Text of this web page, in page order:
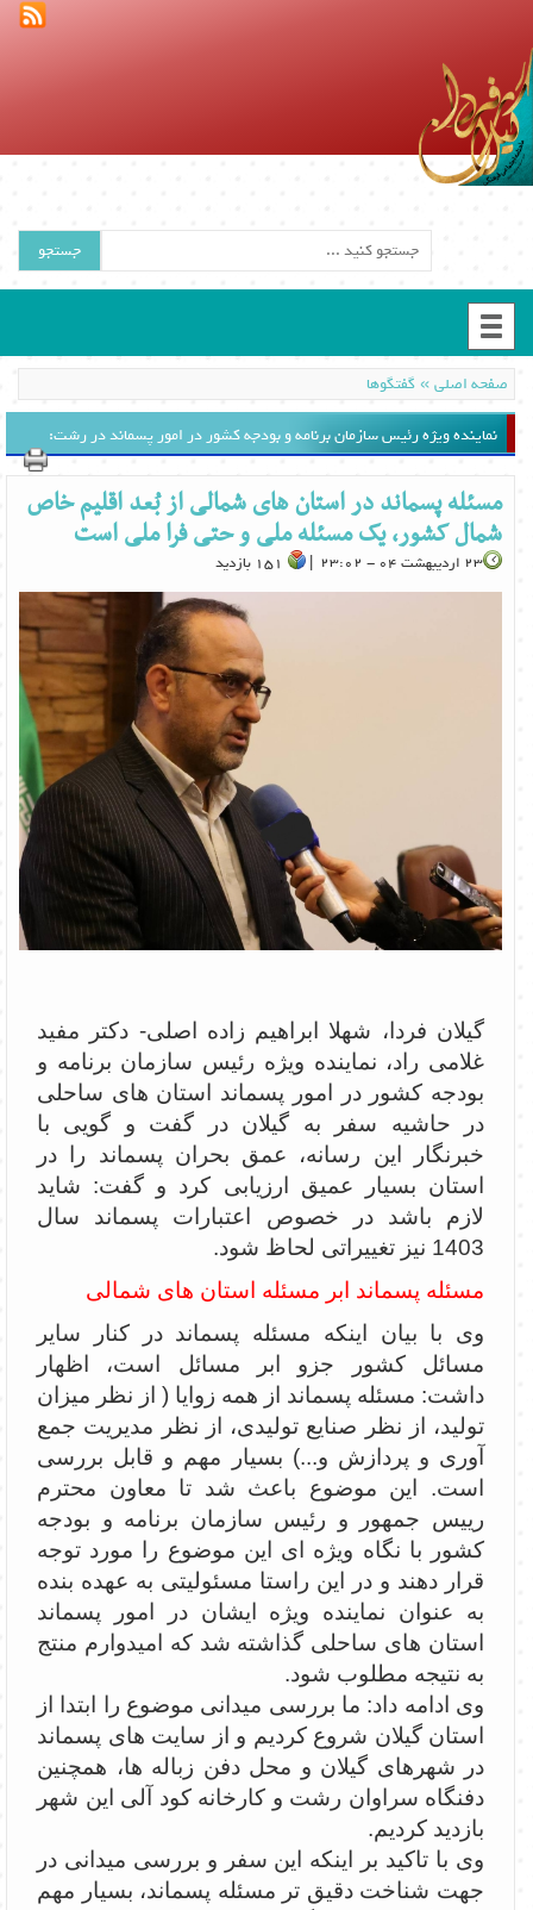
جستجو
صفحه اصلی»گفتگوها
نماینده ویژه رئیس سازمان برنامه و بودجه کشور در امور پسماند در رشت:
چاپ
مسئله پسماند در استان های شمالی از بُعد اقلیم خاص
شمال کشور، یک مسئله ملی و حتی فرا ملی است
23 اردیبهشت 04 - 23:02 |
گیلان فردا، شهلا ابراهیم زاده اصلی- دکتر مفید
غلامی راد، نماینده ویژه رئیس سازمان برنامه و
بودجه کشور در امور پسماند استان های ساحلی
در حاشیه سفر به گیلان در گفت و گویی با
خبرنگار این رسانه، عمق بحران پسماند را در
استان بسیار عمیق ارزیابی کرد و گفت: شاید
لازم باشد در خصوص اعتبارات پسماند سال
1403 نیز تغییراتی لحاظ شود.
مسئله پسماند ابر مسئله استان های شمالی
وی با بیان اینکه مسئله پسماند در کنار سایر
مسائل کشور جزو ابر مسائل است، اظهار
داشت: مسئله پسماند از همه زوایا ( از نظر میزان
تولید، از نظر صنایع تولیدی، از نظر مدیریت جمع
آوری و پردازش و...) بسیار مهم و قابل بررسی
است. این موضوع باعث شد تا معاون محترم
رییس جمهور و رئیس سازمان برنامه و بودجه
کشور با نگاه ویژه ای این موضوع را مورد توجه
قرار دهند و در این راستا مسئولیتی به عهده بنده
به عنوان نماینده ویژه ایشان در امور پسماند
استان های ساحلی گذاشته شد که امیدوارم منتج
به نتیجه مطلوب شود.
وی ادامه داد: ما بررسی میدانی موضوع را ابتدا از
استان گیلان شروع کردیم و از سایت های پسماند
در شهرهای گیلان و محل دفن زباله ها، همچنین
دفنگاه سراوان رشت و کارخانه کود آلی این شهر
بازدید کردیم.
وی با تاکید بر اینکه این سفر و بررسی میدانی در
جهت شناخت دقیق تر مسئله پسماند، بسیار مهم